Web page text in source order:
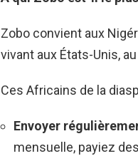
Zobo convient aux
vivant aux États-Unis,
Ces Africains de la
Envoyer
mensuelle, payiez